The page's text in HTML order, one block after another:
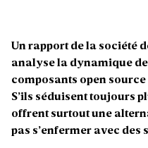
Un rapport de la société
analyse la dynamique
composants open
S’ils séduisent toujours
offrent surtout une
pas s’enfermer avec